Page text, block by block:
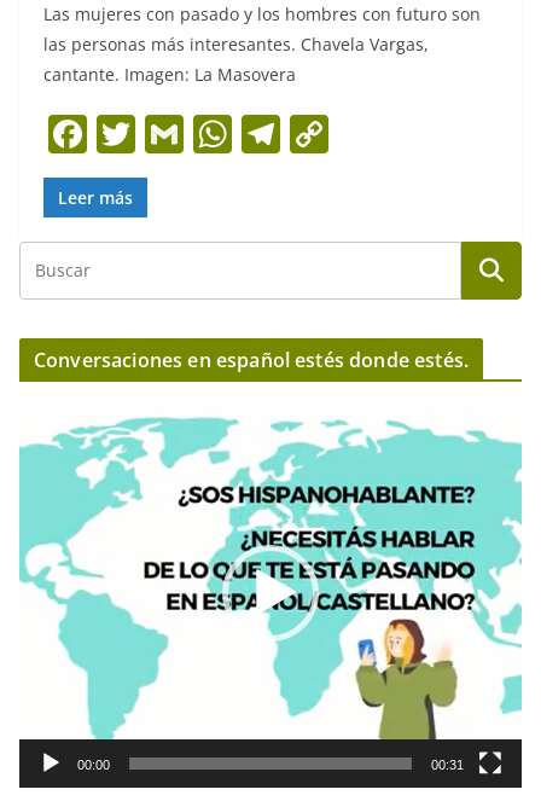
Las mujeres con pasado y los hombres con futuro son
las personas más interesantes. Chavela Vargas,
cantante. Imagen: La Masovera
F
a
c
e
b
o
o
T
w
itt
er
G
l
W
s
A
p
p
T
gr
a
m
y
Li
n
k
Leer más
Conversaciones en español estés donde estés.
e
d
d
00:00 00:31